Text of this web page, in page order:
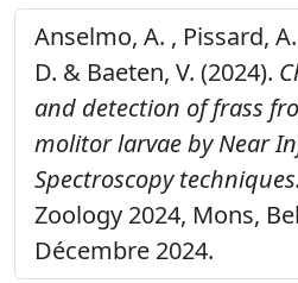
Anselmo, A. , Pissard,
D. & Baeten, V. (2024).
and detection of frass
molitor larvae by Near
Spectroscopy techniques.
Zoology 2024, Mons,
Décembre 2024.